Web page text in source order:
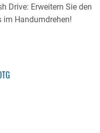
Drive: Erweitern Sie den
im Handumdrehen!